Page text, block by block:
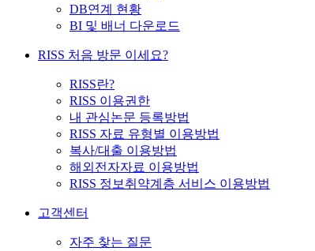
DB연계 현황
BI 및 배너 다운로드
RISS 처음 방문 이세요?
RISS란?
RISS 이용권한
내 관심논문 등록방법
RISS 자료 유형별 이용방법
복사/대출 이용방법
해외전자자료 이용방법
RISS 정보취약계층 서비스 이용방법
고객센터
자주 찾는 질문